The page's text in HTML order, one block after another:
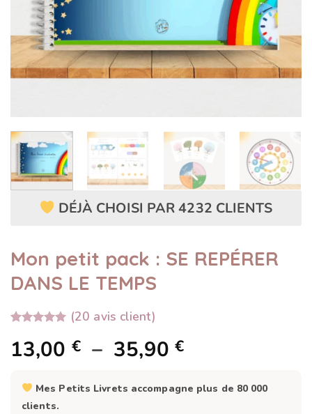
DÉJÀ CHOISI PAR 4232 CLIENTS
Mon petit pack : SE REPÉRER
DANS LE TEMPS
sur 5 basé
sur
(20 avis client)
13,00 € – 35,90 €Plage
prix :
Mes Petits Livrets accompagne plus de 80 000
clients.